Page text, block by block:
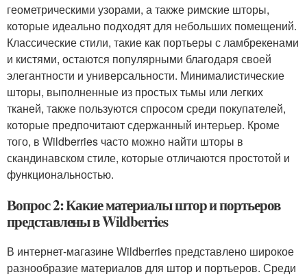
геометрическими узорами, а также римские шторы,
которые идеально подходят для небольших помещений.
Классические стили, такие как портьеры с ламбрекенами
и кистями, остаются популярными благодаря своей
элегантности и универсальности. Минималистические
шторы, выполненные из простых тьмы или легких
тканей, также пользуются спросом среди покупателей,
которые предпочитают сдержанный интерьер. Кроме
того, в Wildberries часто можно найти шторы в
скандинавском стиле, которые отличаются простотой и
функциональностью.
Вопрос 2: Какие материалы штор и портьеров
представлены в Wildberries
В интернет-магазине Wildberries представлено широкое
разнообразие материалов для штор и портьеров. Среди